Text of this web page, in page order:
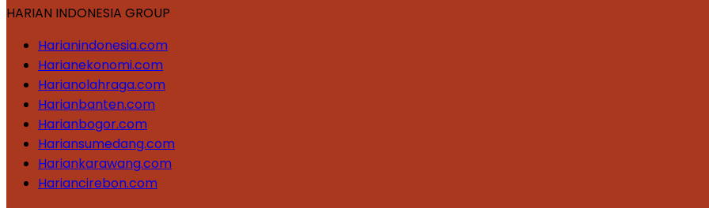
HARIAN INDONESIA GROUP
Harianindonesia.com
Harianekonomi.com
Harianolahraga.com
Harianbanten.com
Harianbogor.com
Hariansumedang.com
Hariankarawang.com
Hariancirebon.com